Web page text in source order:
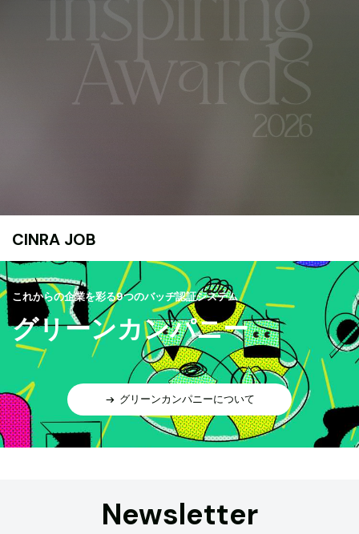
CINRA JOB
これからの企業を彩る9つのバッヂ認証システム
グリーンカンパニー
グリーンカンパニーについて
Newsletter